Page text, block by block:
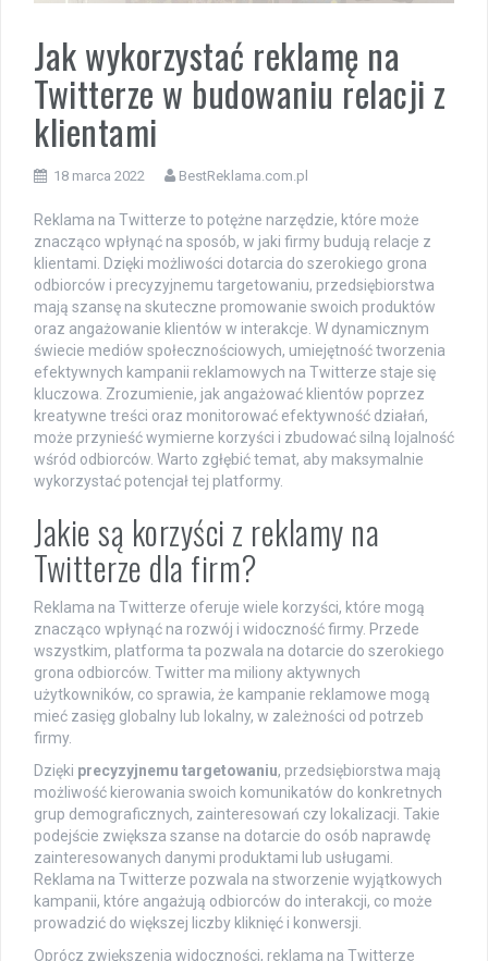
Jak wykorzystać reklamę na
Twitterze w budowaniu relacji z
klientami
18 marca 2022 BestReklama.com.pl
Reklama na Twitterze to potężne narzędzie, które może
znacząco wpłynąć na sposób, w jaki firmy budują relacje z
klientami. Dzięki możliwości dotarcia do szerokiego grona
odbiorców i precyzyjnemu targetowaniu, przedsiębiorstwa
mają szansę na skuteczne promowanie swoich produktów
oraz angażowanie klientów w interakcje. W dynamicznym
świecie mediów społecznościowych, umiejętność tworzenia
efektywnych kampanii reklamowych na Twitterze staje się
kluczowa. Zrozumienie, jak angażować klientów poprzez
kreatywne treści oraz monitorować efektywność działań,
może przynieść wymierne korzyści i zbudować silną lojalność
wśród odbiorców. Warto zgłębić temat, aby maksymalnie
wykorzystać potencjał tej platformy.
Jakie są korzyści z reklamy na
Twitterze dla firm?
Reklama na Twitterze oferuje wiele korzyści, które mogą
znacząco wpłynąć na rozwój i widoczność firmy. Przede
wszystkim, platforma ta pozwala na dotarcie do szerokiego
grona odbiorców. Twitter ma miliony aktywnych
użytkowników, co sprawia, że kampanie reklamowe mogą
mieć zasięg globalny lub lokalny, w zależności od potrzeb
firmy.
Dzięki precyzyjnemu targetowaniu, przedsiębiorstwa mają
możliwość kierowania swoich komunikatów do konkretnych
grup demograficznych, zainteresowań czy lokalizacji. Takie
podejście zwiększa szanse na dotarcie do osób naprawdę
zainteresowanych danymi produktami lub usługami.
Reklama na Twitterze pozwala na stworzenie wyjątkowych
kampanii, które angażują odbiorców do interakcji, co może
prowadzić do większej liczby kliknięć i konwersji.
Oprócz zwiększenia widoczności, reklama na Twitterze